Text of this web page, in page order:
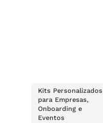
Kits Personalizados
para Empresas,
Onboarding e
Eventos